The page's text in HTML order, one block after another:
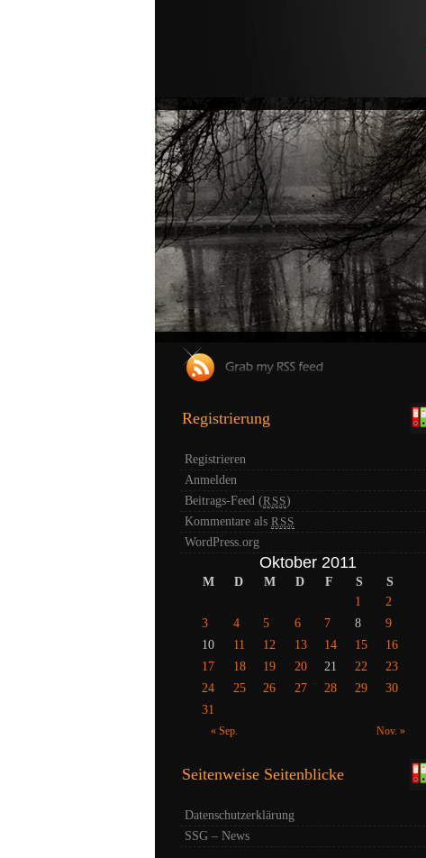
Registrierung
Registrieren
Anmelden
Beitrags-Feed (RSS)
Kommentare als RSS
WordPress.org
Oktober 2011
M D M D F S S
« Sep. Nov. »
1
2
3
4 5 6 7 8
9
10
11 12 13 14 15
16
17
18 19 20 21 22
23
24
25 26 27 28 29
30
31
Seitenweise Seitenblicke
Datenschutzerklärung
SSG – News